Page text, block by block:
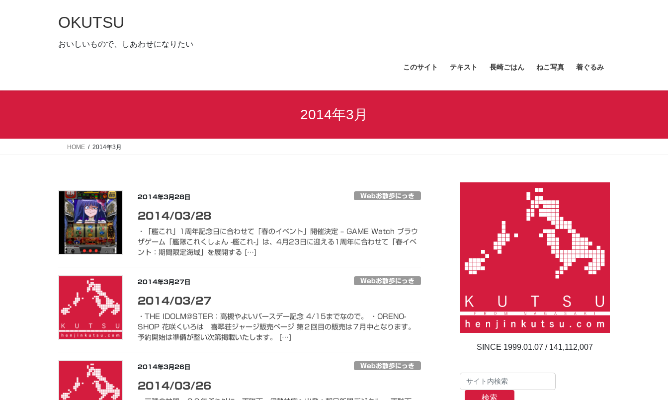
キ
に
OKUTSU
おいしいもので、しあわせになりたい
このサイト テキスト 長崎ごはん ねこ写真 着ぐるみ
2014年3月
HOME 2014年3月
2014年3月28日 Webお散歩にっき
2014/03/28
・「艦これ」1周年記念日に合わせて「春のイベント」開催決定 – GAME Watch ブラウ
ザゲーム「艦隊これくしょん -艦これ-」は、4月23日に迎える1周年に合わせて「春イベ
ント：期間限定海域」を展開する […]
2014年3月27日 Webお散歩にっき
2014/03/27
・THE IDOLM@STER：高槻やよいバースデー記念 4/15までなので。 ・ORENO-
SHOP 花咲くいろは 喜翆荘ジャージ販売ページ 第２回目の販売は７月中となります。
予約開始は準備が整い次第掲載いたします。 […]
2014年3月26日 Webお散歩にっき
2014/03/26
141,112,007
検索